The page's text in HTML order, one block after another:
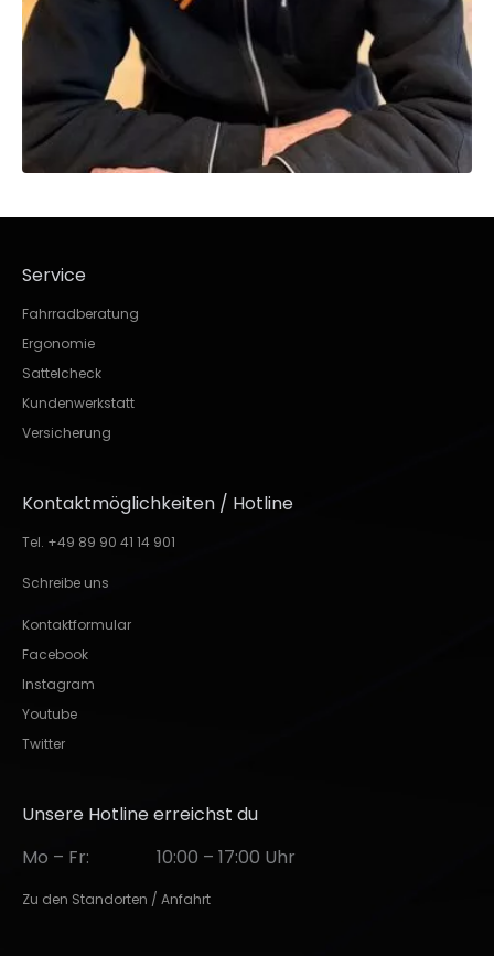
Service
Fahrradberatung
Ergonomie
Sattelcheck
Kundenwerkstatt
Versicherung
Kontaktmöglichkeiten / Hotline
Tel. +49 89 90 41 14 901
Schreibe uns
Kontaktformular
Facebook
Instagram
Youtube
Twitter
Unsere Hotline erreichst du
Mo – Fr:
10:00 – 17:00 Uhr
Zu den Standorten / Anfahrt